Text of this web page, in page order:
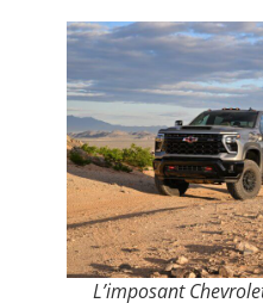
L’imposant